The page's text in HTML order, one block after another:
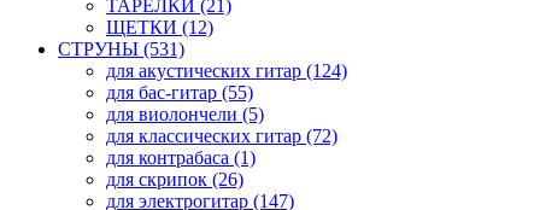
ТАРЕЛКИ (21)
ЩЕТКИ (12)
СТРУНЫ (531)
для акустических гитар (124)
для бас-гитар (55)
для виолончели (5)
для классических гитар (72)
для контрабаса (1)
для скрипок (26)
для электрогитар (147)